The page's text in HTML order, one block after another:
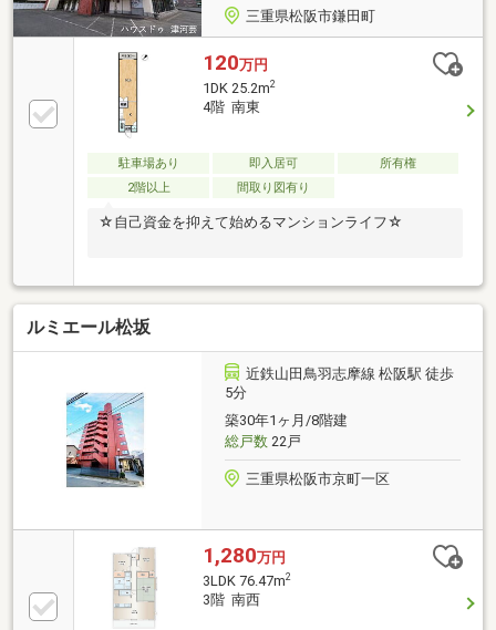
三重県松阪市鎌田町
120万円
1DK 25.2m2
4階 南東
駐車場あり 即入居可
所有権
2階以上
間取り図有り
☆自己資金を抑えて始めるマンションライフ☆
ルミエール松坂
近鉄山田鳥羽志摩線 松阪駅 徒歩
5分
築30年1ヶ月/8階建
総戸数22戸
三重県松阪市京町一区
1,280万円
3LDK 76.47m2
3階 南西